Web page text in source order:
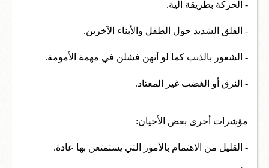
- الحركة بطريقة آلية.
- القلق الشديد حول الطفل والأبناء الآخرين.
- الشعور بالذنب كما لو أنهن فشلن في مهمة الأمومة.
- النزق أو الغضب غير المعتاد.
مؤشرات أخرى بعض الأحيان:
- القليل من الاهتمام بالأمور التي يستمتعن بها عادة.